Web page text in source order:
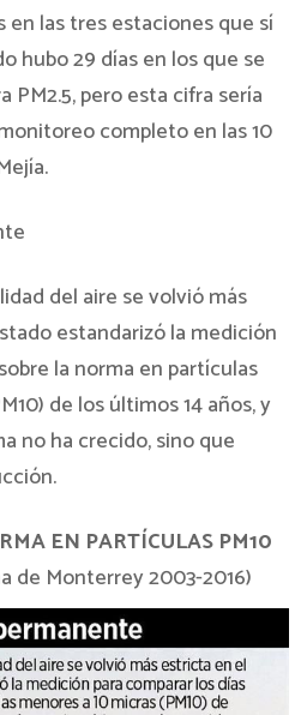
en las tres estaciones que sí
hubo 29 días en los que se
PM2.5, pero esta cifra sería
completo en las 10
del aire se volvió más
estandarizó la medición
la norma en partículas
de los últimos 14 años, y
no ha crecido, sino que
EN PARTÍCULAS PM10
de Monterrey 2003-2016)